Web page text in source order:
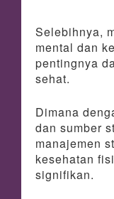
Selebihnya,
mental dan
pentingnya
sehat.
Dimana
dan sumber
manajemen
kesehatan
signifikan.